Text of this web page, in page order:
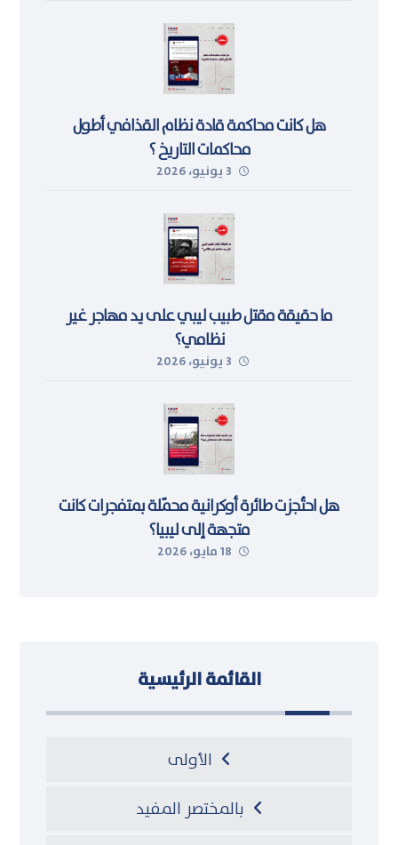
هل كانت محاكمة قادة نظام القذافي أطول
محاكمات التاريخ ؟
3 يونيو، 2026
ما حقيقة مقتل طبيب ليبي على يد مهاجر غير
نظامي؟
3 يونيو، 2026
هل احتُجزت طائرة أوكرانية محمّلة بمتفجرات كانت
متجهة إلى ليبيا؟
18 مايو، 2026
القائمة الرئيسية
الأولى
بالمختصر المفيد